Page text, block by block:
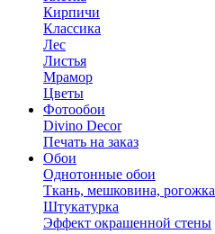
Кирпичи
Классика
Лес
Листья
Мрамор
Цветы
Фотообои
Divino Decor
Печать на заказ
Обои
Однотонные обои
Ткань, мешковина, рогожка
Штукатурка
Эффект окрашенной стены